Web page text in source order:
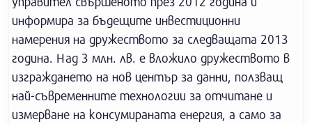
информира за бъдещите инвестиционни
намерения на дружеството за следващата 2013
година. Над 3 млн. лв. е вложило дружеството в
изграждането на нов център за данни, ползващ
най-съвременните технологии за отчитане и
измерване на консумираната енергия, а само за